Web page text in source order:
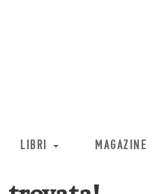
LIBRI MAGAZINE